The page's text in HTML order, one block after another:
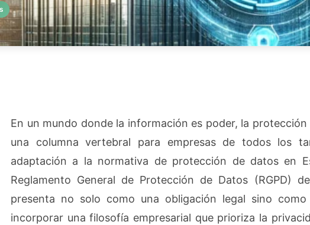
En un mundo donde la información es poder, la
una columna vertebral para empresas de todos los
adaptación a la normativa de protección de datos en
Reglamento General de Protección de Datos (RGPD)
presenta no solo como una obligación legal sino
incorporar una filosofía empresarial que prioriza la